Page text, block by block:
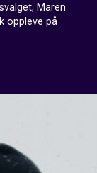
Maren
oppleve på